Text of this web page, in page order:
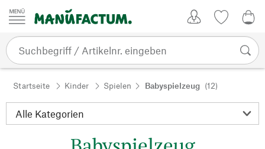
Zum Inhalt springen
Startseite Kinder Spielen Babyspielzeug (12)